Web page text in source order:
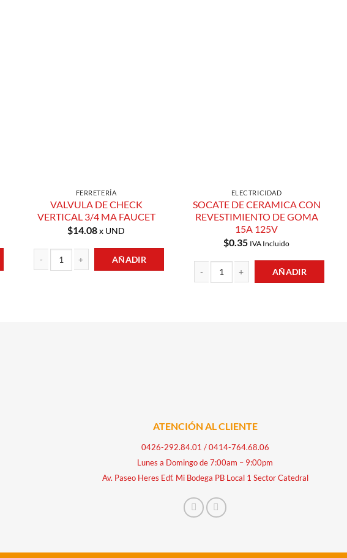
FERRETERÍA
VALVULA DE CHECK
VERTICAL 3/4 MA FAUCET
$14.08x UND
VALVULA DE CHECK VERTICAL 3/4 MA FAUCET cantidad
AÑADIR
ELECTRICIDAD
SOCATE DE CERAMICA CON
REVESTIMIENTO DE GOMA
15A 125V
$0.35 IVA Incluido
AÑADIR
ATENCIÓN AL CLIENTE
0426-292.84.01 /0414-764.68.06
Lunes a Domingo de 7:00am – 9:00pm
Av. Paseo Heres Edf. Mi Bodega PB Local 1 Sector Catedral